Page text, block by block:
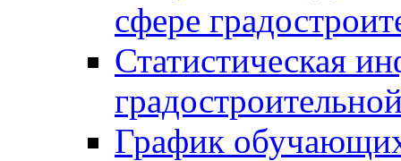
сфере
Статистическая
График